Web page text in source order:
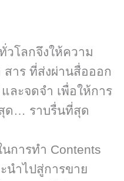
วโลกจึงให้ความ
าร ที่ส่งผ่านสื่อออก
ละจดจำ เพื่อให้การ
ด… ราบรื่นที่สุด
การทำ Contents
นำไปสู่การขาย